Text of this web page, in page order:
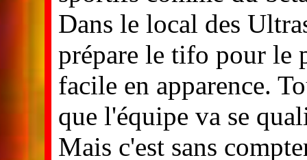
Dans le local des
prépare le tifo pour le
facile en apparence.
que l'équipe va se
Mais c'est sans